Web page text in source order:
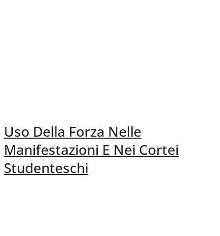
Uso Della Forza Nelle
Manifestazioni E Nei Cortei
Studenteschi